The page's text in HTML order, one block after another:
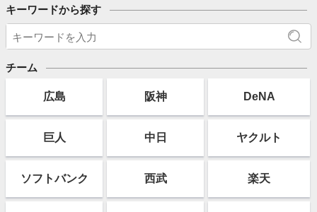
キーワードから探す
チーム
広島 阪神 DeNA
巨人 中日 ヤクルト
ソフトバンク 西武 楽天